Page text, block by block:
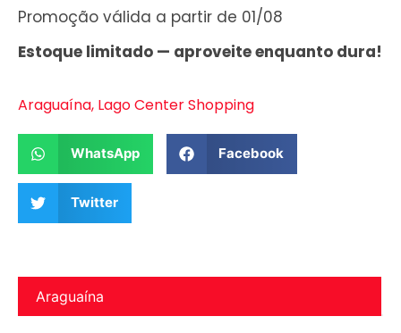
Promoção válida a partir de 01/08
Estoque limitado — aproveite enquanto dura!
Araguaína, Lago Center Shopping
WhatsApp Facebook
Twitter
Araguaína